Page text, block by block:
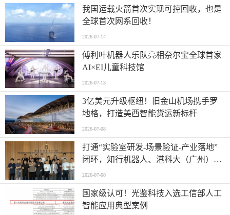
我国运载火箭首次实现可控回收，也是
全球首次网系回收！
2026-07-14
傅利叶机器人乐队亮相奈尔宝全球首家
AI×EI儿童科技馆
2026-07-13
​3亿美元升级枢纽！旧金山机场携手罗
地格，打造美西智能货运新标杆
2026-07-08
打通“实验室研发-场景验证-产业落地”
闭环，知行机器人、港科大（广州）、
北京粤电三方联合解锁城市服务机器人
规模化应用
2026-07-08
国家级认可！光鉴科技入选工信部人工
智能应用典型案例